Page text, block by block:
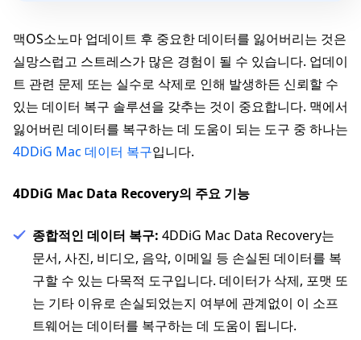
맥OS소노마 업데이트 후 중요한 데이터를 잃어버리는 것은
실망스럽고 스트레스가 많은 경험이 될 수 있습니다. 업데이
트 관련 문제 또는 실수로 삭제로 인해 발생하든 신뢰할 수
있는 데이터 복구 솔루션을 갖추는 것이 중요합니다. 맥에서
잃어버린 데이터를 복구하는 데 도움이 되는 도구 중 하나는
4DDiG Mac 데이터 복구입니다.
4DDiG Mac Data Recovery의 주요 기능
종합적인 데이터 복구: 4DDiG Mac Data Recovery는
문서, 사진, 비디오, 음악, 이메일 등 손실된 데이터를 복
구할 수 있는 다목적 도구입니다. 데이터가 삭제, 포맷 또
는 기타 이유로 손실되었는지 여부에 관계없이 이 소프
트웨어는 데이터를 복구하는 데 도움이 됩니다.